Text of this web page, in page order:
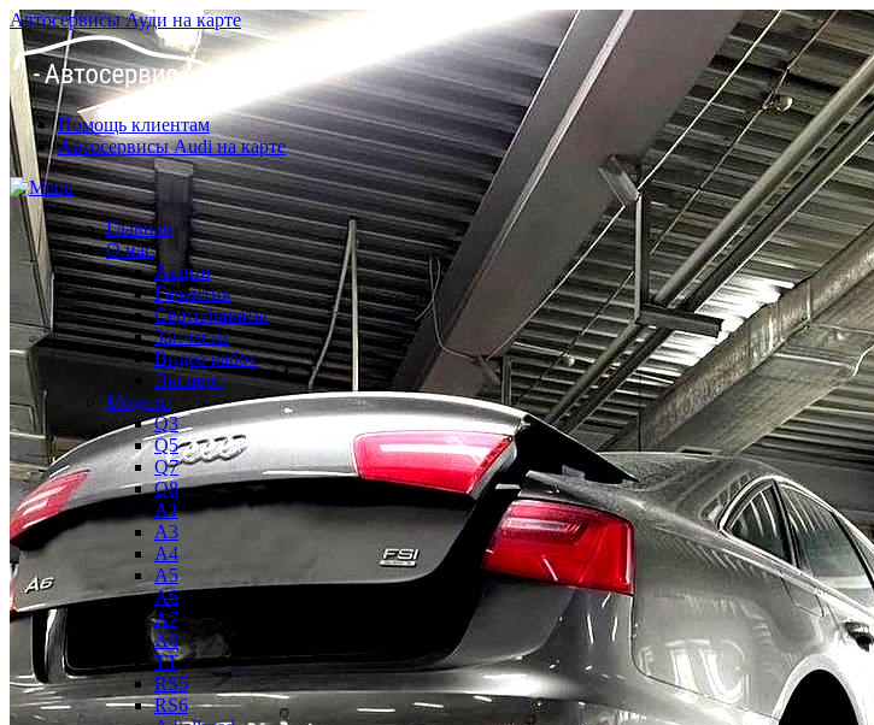
Автосервисы Ауди на карте
Помощь клиентам
Автосервисы Audi на карте
Главная
О нас
Акции
Гарантия
Сертификаты
Запчасти
Видео работ
Эксперт
Модели
Q3
Q5
Q7
Q8
A1
A3
A4
A5
A6
A7
A8
TT
RS5
RS6